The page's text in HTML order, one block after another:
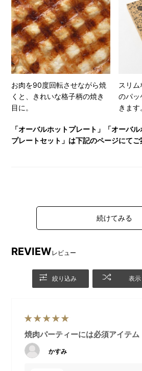
お肉を90度回転させながら焼
くと、きれいな格子柄の焼き
目に。
スリ
のパッ
きます
「オーバルホットプレート」「オーバ
プレートセット」は下記のページにてご
REVIEWレビュー
絞り込み 表
焼肉パーティーには必須アイテム
かすみ